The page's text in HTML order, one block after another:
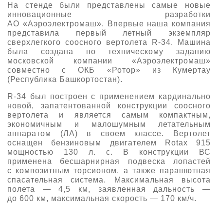
Пресс-релизы
На стенде были представлены самые новые
инновационные разработки
АО «Аэроэлектромаш». Впервые наша компания
представила первый летный экземпляр
сверхлегкого соосного вертолета R-34. Машина
была создана по техническому заданию
московской компании «Аэроэлектромаш»
совместно с ОКБ «Ротор» из Кумертау
(Республика Башкортостан).
R-34 был построен с применением кардинально
новой, запатентованной конструкции соосного
вертолета и является самым компактным,
экономичным и малошумным летательным
аппаратом (ЛА) в своем классе. Вертолет
оснащен бензиновым двигателем Rotax 915
мощностью 130 л. с. В конструкции ВС
применена бесшарнирная подвеска лопастей
с композитным торсионом, а также парашютная
спасательная система. Максимальная высота
полета — 4,5 км, заявленная дальность —
до 600 км, максимальная скорость — 170 км/ч.